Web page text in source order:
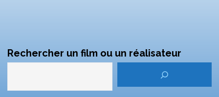
Rechercher un film ou un réalisateur